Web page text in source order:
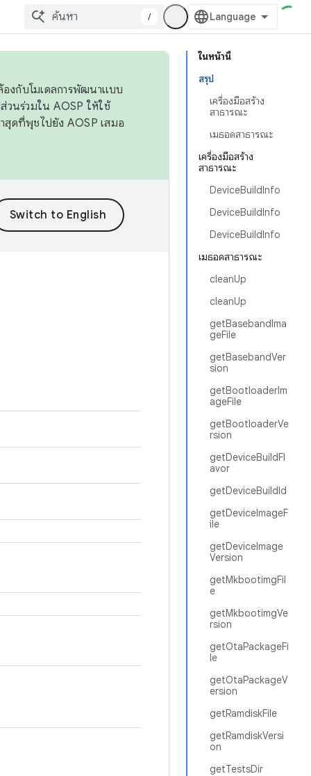
/
ในหน้านี้
สรุป
เครื่องมือสร้าง
สาธารณะ
เมธอดสาธารณะ
เครื่องมือสร้าง
สาธารณะ
DeviceBuildInfo
DeviceBuildInfo
DeviceBuildInfo
เมธอดสาธารณะ
cleanUp
cleanUp
getBasebandIma
geFile
getBasebandVer
sion
getBootloaderIm
ageFile
getBootloaderVe
rsion
getDeviceBuildFl
avor
getDeviceBuildId
getDeviceImageF
ile
getDeviceImage
Version
getMkbootimgFil
e
getMkbootimgVe
rsion
getOtaPackageFi
le
getOtaPackageV
ersion
getRamdiskFile
getRamdiskVersi
on
getTestsDir
องกับโมเดลการพัฒนาแบบ
วนร่วมใน AOSP ให้ใช้
สุดที่พุชไปยัง AOSP เสมอ